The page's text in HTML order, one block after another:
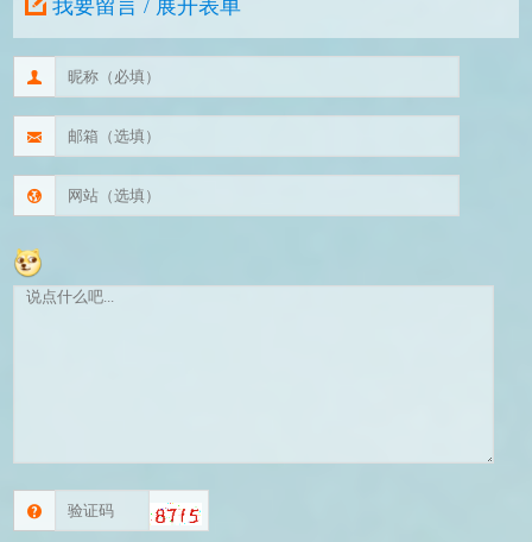
我要留言 / 展开表单